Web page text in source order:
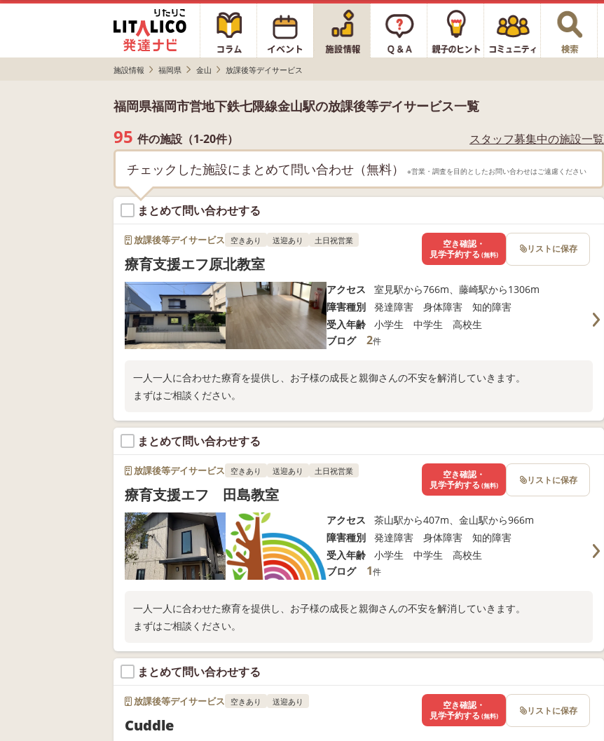
施設情報 福岡県 金山 放課後等デイサービス
福岡県福岡市営地下鉄七隈線金山駅の放課後等デイサービス一覧
95 件の施設（1-20件） スタッフ募集中の施設一覧
チェックした施設にまとめて問い合わせ（無料） ※営業・調査を目的としたお問い合わせはご遠慮ください
まとめて問い合わせする
放課後等デイサービス 空きあり 送迎あり 土日祝営業
療育支援エフ原北教室
アクセス
室見駅から766m、藤崎駅から1306m
障害種別
発達障害 身体障害 知的障害
受入年齢
小学生 中学生 高校生
ブログ
2件
一人一人に合わせた療育を提供し、お子様の成長と親御さんの不安を解消していきます。
まずはご相談ください。
空き確認・
見学予約する (無料) リストに保存
まとめて問い合わせする
放課後等デイサービス 空きあり 送迎あり 土日祝営業
療育支援エフ 田島教室
アクセス
茶山駅から407m、金山駅から966m
障害種別
発達障害 身体障害 知的障害
受入年齢
小学生 中学生 高校生
ブログ
1件
一人一人に合わせた療育を提供し、お子様の成長と親御さんの不安を解消していきます。
まずはご相談ください。
空き確認・
見学予約する (無料) リストに保存
まとめて問い合わせする
放課後等デイサービス 空きあり 送迎あり
Cuddle
空き確認・
見学予約する (無料) リストに保存